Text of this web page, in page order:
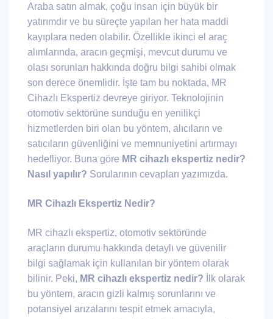
Araba satın almak, çoğu insan için büyük bir
yatırımdır ve bu süreçte yapılan her hata maddi
kayıplara neden olabilir. Özellikle ikinci el araç
alımlarında, aracın geçmişi, mevcut durumu ve
olası sorunları hakkında doğru bilgi sahibi olmak
son derece önemlidir. İşte tam bu noktada, MR
Cihazlı Ekspertiz devreye giriyor. Teknolojinin
otomotiv sektörüne sunduğu en yenilikçi
hizmetlerden biri olan bu yöntem, alıcıların ve
satıcıların güvenliğini ve memnuniyetini artırmayı
hedefliyor. Buna göre MR cihazlı ekspertiz nedir?
Nasıl yapılır? Sorularının cevapları yazımızda.
MR Cihazlı Ekspertiz Nedir?
MR cihazlı ekspertiz, otomotiv sektöründe
araçların durumu hakkında detaylı ve güvenilir
bilgi sağlamak için kullanılan bir yöntem olarak
bilinir. Peki, MR cihazlı ekspertiz nedir? İlk olarak
bu yöntem, aracın gizli kalmış sorunlarını ve
potansiyel arızalarını tespit etmek amacıyla,